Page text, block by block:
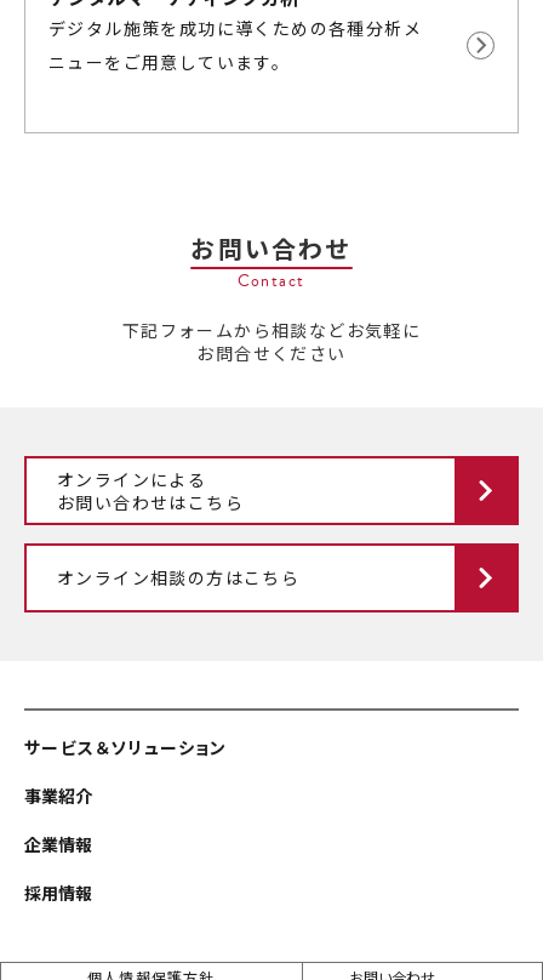
デジタル施策を成功に導くための各種分析メ
ニューをご用意しています。
お問い合わせ
Contact
下記フォームから相談などお気軽に
お問合せください
オンラインによる
お問い合わせはこちら
オンライン相談の方はこちら
サービス＆ソリューション
事業紹介
企業情報
採用情報